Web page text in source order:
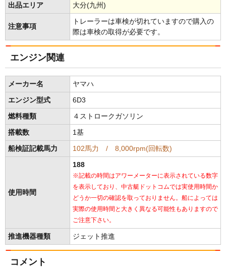
出品エリア 大分(九州)
注意事項
トレーラーは車検が切れていますので購入の
際は車検の取得が必要です。
エンジン関連
メーカー名 ヤマハ
エンジン型式 6D3
燃料種類 ４ストロークガソリン
搭載数 1基
船検証記載馬力 102馬力 / 8,000rpm(回転数)
使用時間
188
※記載の時間はアワーメーターに表示されている数字
を表示しており、中古艇ドットコムでは実使用時間か
どうか一切の確認を取っておりません。船によっては
実際の使用時間と大きく異なる可能性もありますので
ご注意下さい。
推進機器種類 ジェット推進
コメント